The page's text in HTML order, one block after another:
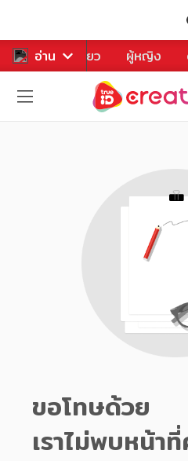
อ่าน
หาร ท่องเที่ยว ผู้หญิง
ขอโทษด้วย
เราไม่พบหน้